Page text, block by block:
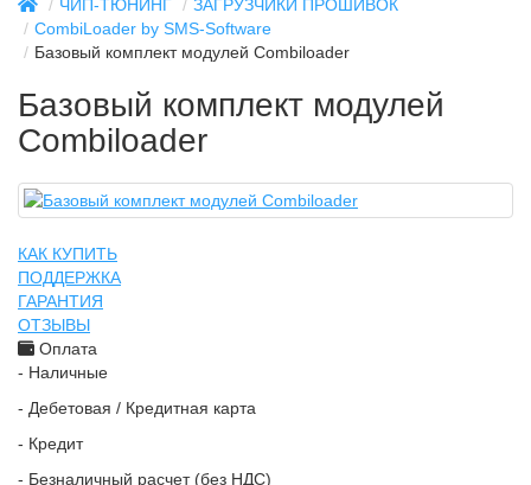
ЧИП-ТЮНИНГ
ЗАГРУЗЧИКИ ПРОШИВОК
CombiLoader by SMS-Software
Базовый комплект модулей Combiloader
Базовый комплект модулей
Combiloader
КАК КУПИТЬ
ПОДДЕРЖКА
ГАРАНТИЯ
ОТЗЫВЫ
Оплата
- Наличные
- Дебетовая / Кредитная карта
- Кредит
- Безналичный расчет (без НДС)